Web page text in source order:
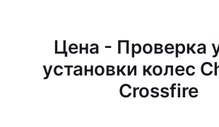
Цена - Проверка
установки колес
Crossfire